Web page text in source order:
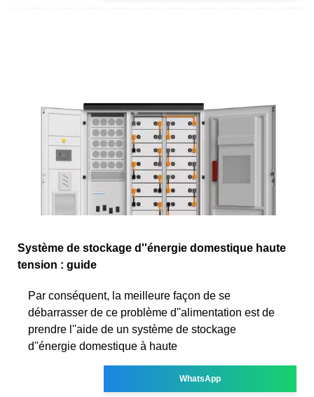
Système de stockage d''énergie domestique haute
tension : guide
Par conséquent, la meilleure façon de se
débarrasser de ce problème d''alimentation est de
prendre l''aide de un système de stockage
d''énergie domestique à haute
WhatsApp